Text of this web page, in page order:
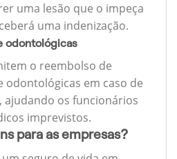
uma lesão que o impeça
uma indenização.
odontológicas
o reembolso de
odontológicas em caso de
ajudando os funcionários
imprevistos.
para as empresas?